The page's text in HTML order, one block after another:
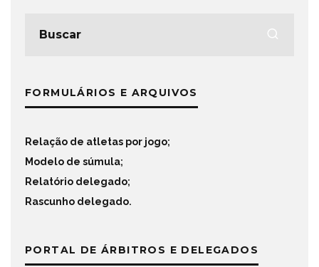
FORMULÁRIOS E ARQUIVOS
Relação de atletas por jogo;
Modelo de súmula;
Relatório delegado;
Rascunho delegado.
PORTAL DE ÁRBITROS E DELEGADOS